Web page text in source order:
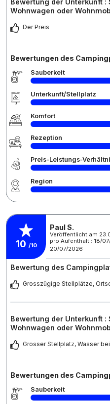
Bewertung der Unterkunft :
Wohnwagen oder
Der Preis
Bewertungen des
Sauberkeit
Unterkunft/Stellplatz
Komfort
Rezeption
Preis-Leistungs-
Region
10 /10
Paul S.
Veröffentlicht am
pro Aufenthalt : 18/
20/07/2026
Bewertung des
Grosszügige Stellplätze,
Bewertung der Unterkunft :
Wohnwagen oder
Grosser Stellplatz, Wasser
Bewertungen des
Sauberkeit